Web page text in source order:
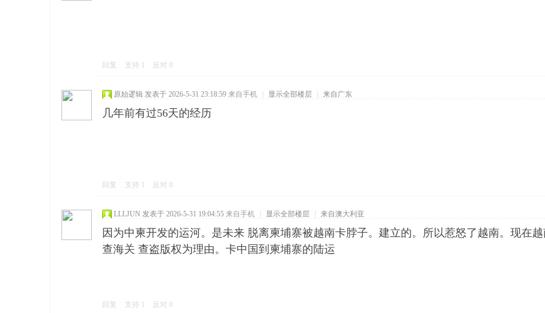
回复 支持 反对 0
原始逻辑 发表于 2026-5-31 23:18:59 来自手机 显示全部楼层 来自广东
几年前有过56天的经历
回复 支持 反对 0
LLLJUN 发表于 2026-5-31 19:04:55 来自手机 显示全部楼层 来自澳大利亚
因为中柬开发的运河。是未来 脱离柬埔寨被越南卡脖子。建立的。所以惹怒了越南。现在
查海关 查盗版权为理由。卡中国到柬埔寨的陆运
回复 支持 反对 0